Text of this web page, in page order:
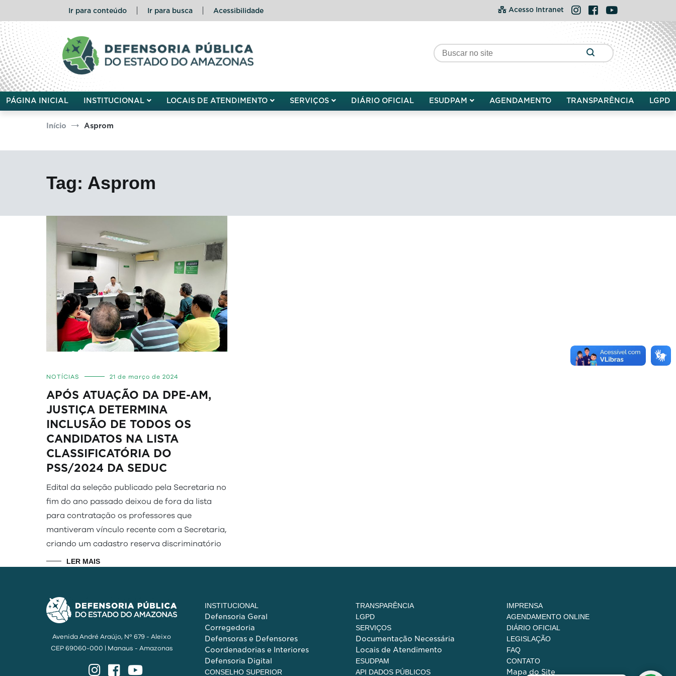
o
conteúdo
Ir para conteúdo Ir para busca Acessibilidade Acesso Intranet Instagram
FacebookYouTube
Defensoria Pública do Estado do Amazonas
PÁGINA INICIAL INSTITUCIONAL LOCAIS DE ATENDIMENTO SERVIÇOS DIÁRIO OFICIAL ESUDPAM AGENDAMENTO TRANSPARÊNCIA LGPD
Início Asprom
Tag: Asprom
NOTÍCIAS 21 de março de 2024
APÓS ATUAÇÃO DA DPE-AM,
JUSTIÇA DETERMINA
INCLUSÃO DE TODOS OS
CANDIDATOS NA LISTA
CLASSIFICATÓRIA DO
PSS/2024 DA SEDUC
Edital da seleção publicado pela Secretaria no
fim do ano passado deixou de fora da lista
para contratação os professores que
mantiveram vínculo recente com a Secretaria,
criando um cadastro reserva discriminatório
LER MAIS
Avenida André Araújo, Nº 679 - Aleixo
CEP 69060-000 | Manaus - Amazonas
InstagramFacebook
INSTITUCIONAL
Defensoria Geral
Corregedoria
Defensoras e Defensores
Coordenadorias e Interiores
Defensoria Digital
CONSELHO SUPERIOR
TRANSPARÊNCIA
LGPD
SERVIÇOS
Documentação Necessária
Locais de Atendimento
ESUDPAM
API DADOS PÚBLICOS
IMPRENSA
AGENDAMENTO ONLINE
DIÁRIO OFICIAL
LEGISLAÇÃO
FAQ
CONTATO
Mapa do Site